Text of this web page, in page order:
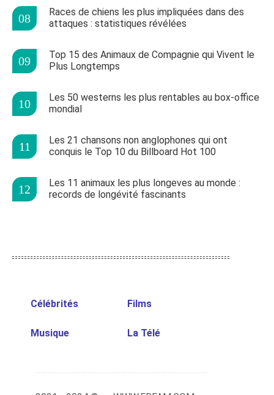
Races de chiens les plus impliquées dans des
attaques : statistiques révélées
Top 15 des Animaux de Compagnie qui Vivent le
Plus Longtemps
Les 50 westerns les plus rentables au box-office
mondial
Les 21 chansons non anglophones qui ont
conquis le Top 10 du Billboard Hot 100
Les 11 animaux les plus longeves au monde :
records de longévité fascinants
Célébrités Films
Musique La Télé